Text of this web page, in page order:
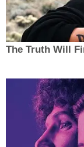
The Truth Will